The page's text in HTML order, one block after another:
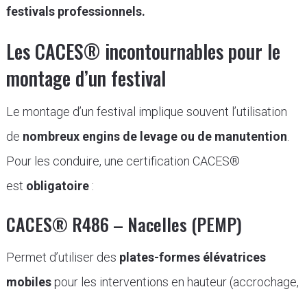
festivals professionnels.
Les CACES® incontournables pour le
montage d’un festival
Le montage d’un festival implique souvent l’utilisation
de nombreux engins de levage ou de manutention
Pour les conduire, une certification CACES®
est obligatoire:
CACES® R486 – Nacelles (PEMP)
Permet d’utiliser des plates-formes élévatrices
mobilespour les interventions en hauteur (accrochage,